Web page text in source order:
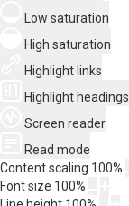
Low saturation
High saturation
Highlight links
Highlight headings
Screen reader
Read mode
Content scaling 100%
Font size 100%